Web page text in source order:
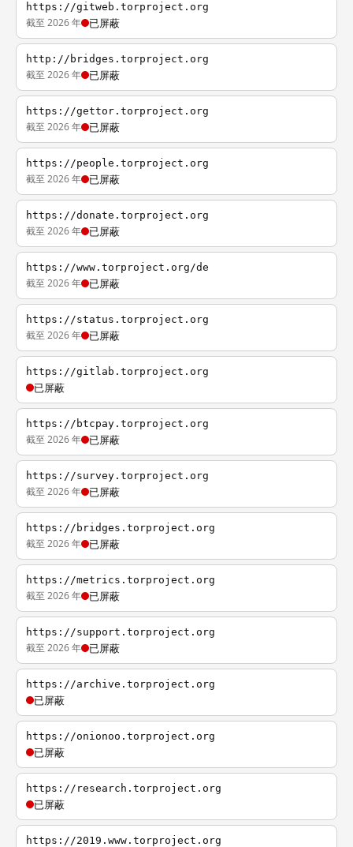
https://gitweb.torproject.org
截至 2026 年 已屏蔽
http://bridges.torproject.org
截至 2026 年 已屏蔽
https://gettor.torproject.org
截至 2026 年 已屏蔽
https://people.torproject.org
截至 2026 年 已屏蔽
https://donate.torproject.org
截至 2026 年 已屏蔽
https://www.torproject.org/de
截至 2026 年 已屏蔽
https://status.torproject.org
截至 2026 年 已屏蔽
https://gitlab.torproject.org
已屏蔽
https://btcpay.torproject.org
截至 2026 年 已屏蔽
https://survey.torproject.org
截至 2026 年 已屏蔽
https://bridges.torproject.org
截至 2026 年 已屏蔽
https://metrics.torproject.org
截至 2026 年 已屏蔽
https://support.torproject.org
截至 2026 年 已屏蔽
https://archive.torproject.org
已屏蔽
https://onionoo.torproject.org
已屏蔽
https://research.torproject.org
已屏蔽
https://2019.www.torproject.org